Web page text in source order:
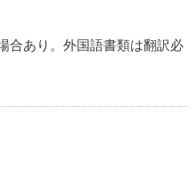
合あり。外国語書類は翻訳必